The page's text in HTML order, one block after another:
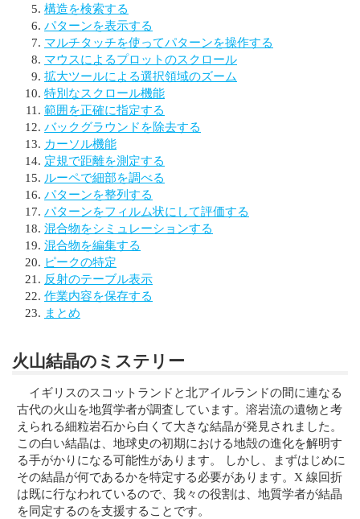
構造を検索する
パターンを表示する
マルチタッチを使ってパターンを操作する
マウスによるプロットのスクロール
拡大ツールによる選択領域のズーム
特別なスクロール機能
範囲を正確に指定する
バックグラウンドを除去する
カーソル機能
定規で距離を測定する
ルーペで細部を調べる
パターンを整列する
パターンをフィルム状にして評価する
混合物をシミュレーションする
混合物を編集する
ピークの特定
反射のテーブル表示
作業内容を保存する
まとめ
火山結晶のミステリー
イギリスのスコットランドと北アイルランドの間に連なる
古代の火山を地質学者が調査しています。溶岩流の遺物と考
えられる細粒岩石から白くて大きな結晶が発見されました。
この白い結晶は、地球史の初期における地殻の進化を解明す
る手がかりになる可能性があります。 しかし、まずはじめに
その結晶が何であるかを特定する必要があります。X 線回折
は既に行なわれているので、我々の役割は、地質学者が結晶
を同定するのを支援することです。